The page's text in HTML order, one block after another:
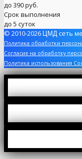
до 390 руб.
Срок выполнения
до 5 суток
© 2010-2026 ЦМД сеть
Политика обработки
Согласие на обработку
Политика использования